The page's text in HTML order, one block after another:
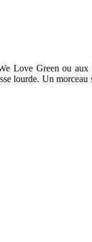
Love Green ou
lourde. Un